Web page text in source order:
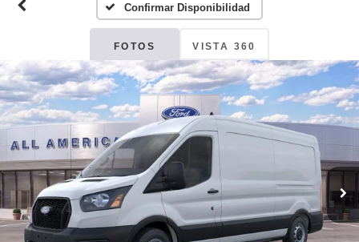
Confirmar Disponibilidad
FOTOS VISTA 360